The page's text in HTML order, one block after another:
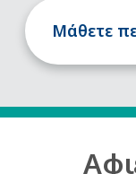
Μάθετε